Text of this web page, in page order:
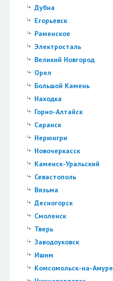
Дубна
Егорьевск
Раменское
Электросталь
Великий Новгород
Орел
Большой Камень
Находка
Горно-Алтайск
Саранск
Нерюнгри
Новочеркасск
Каменск-Уральский
Севастополь
Вязьма
Десногорск
Смоленск
Тверь
Заводоуковск
Ишим
Комсомольск-на-Амуре